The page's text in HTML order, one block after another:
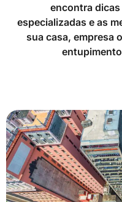
encontra
especializadas e as
sua casa, empresa